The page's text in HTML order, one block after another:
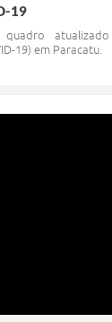
19
19) em Paracatu.